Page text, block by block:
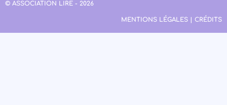
© ASSOCIATION LIRE - 2026
MENTIONS LÉGALES | CRÉDITS